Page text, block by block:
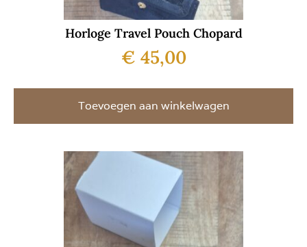
Horloge Travel Pouch Chopard
€ 45,00
Toevoegen aan winkelwagen